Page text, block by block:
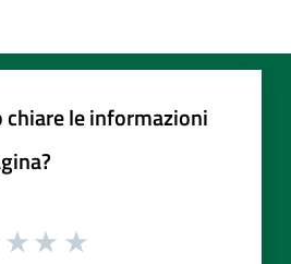
chiare le informazioni